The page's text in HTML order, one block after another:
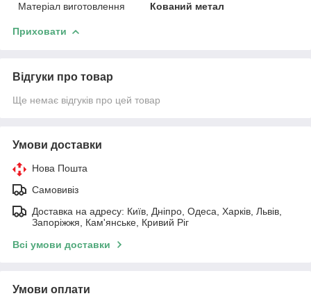
Матеріал виготовлення Кований метал
Приховати
Відгуки про товар
Ще немає відгуків про цей товар
Умови доставки
Нова Пошта
Самовивіз
Доставка на адресу: Київ, Дніпро, Одеса, Харків, Львів,
Запоріжжя, Кам'янське, Кривий Ріг
Всі умови доставки
Умови оплати